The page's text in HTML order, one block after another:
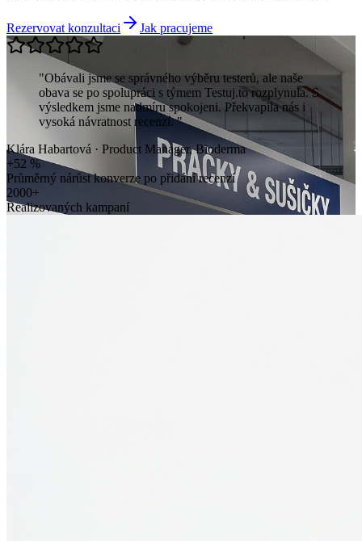
Rezervovat konzultaci Jak pracujeme
"Obávali jsme se správného výběru testerů, ale naše
obava se po spolupráci s týmem Testuj.to rozplynula. S
výsledkem jsme nadmíru spokojeni. Překvapila nás i
vysoká návratnost recenzí."
Klára Habartová · Product Manager, Bioderma
+52 %
Průměrný nárůst konverze po přidání recenzí
2000+
Realizovaných kampaní